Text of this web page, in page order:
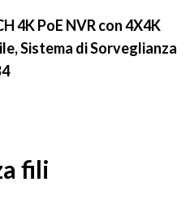
4K PoE NVR con 4X4K
Sistema di Sorveglianza
fili